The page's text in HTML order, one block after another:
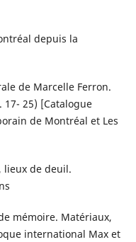
depuis la
de Marcelle Ferron.
17- 25) [Catalogue
de Montréal et Les
lieux de deuil.
mémoire. Matériaux,
international Max et